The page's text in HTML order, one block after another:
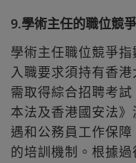
9.學術主任的職位競
學術主任職位競爭
入職要求須持有香
需取得綜合招聘考
本法及香港國安法
遇和公務員工作保
的培訓機制。根據